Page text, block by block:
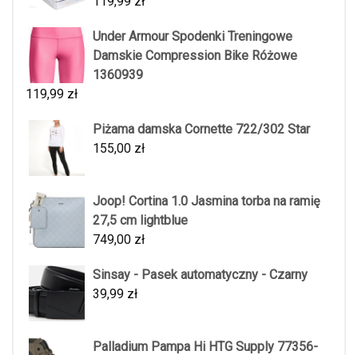
Under Armour Spodenki Treningowe
Damskie Compression Bike Różowe
1360939
119,99 zł
Piżama damska Cornette 722/302 Star
155,00 zł
Joop! Cortina 1.0 Jasmina torba na ramię
27,5 cm lightblue
749,00 zł
Sinsay - Pasek automatyczny - Czarny
39,99 zł
Palladium Pampa Hi HTG Supply 77356-